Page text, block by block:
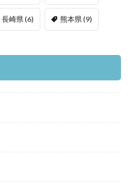
長崎県(6) 熊本県(9)